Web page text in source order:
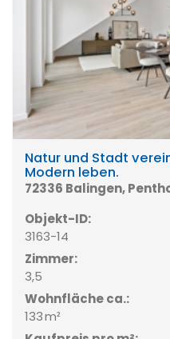
Natur und Stadt
Modern leben.
72336 Balingen,
Objekt-ID:
3163-14
Zimmer:
3,5
Wohnfläche ca.:
133 m²